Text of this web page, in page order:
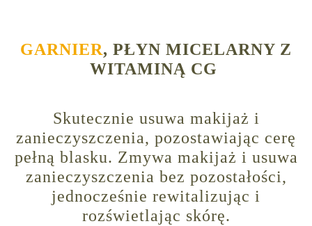
GARNIER, PŁYN MICELARNY Z
WITAMINĄ CG
Skutecznie usuwa makijaż i
zanieczyszczenia, pozostawiając cerę
pełną blasku. Zmywa makijaż i usuwa
zanieczyszczenia bez pozostałości,
jednocześnie rewitalizując i
rozświetlając skórę.